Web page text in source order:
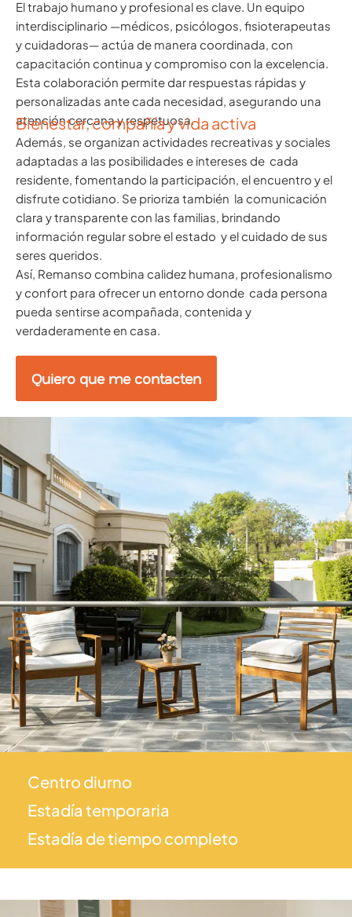
El trabajo humano y profesional es clave. Un equipo
interdisciplinario —médicos, psicólogos, fisioterapeutas
y cuidadoras— actúa de manera coordinada, con
capacitación continua y compromiso con la excelencia.
Esta colaboración permite dar respuestas rápidas y
personalizadas ante cada necesidad, asegurando una
atención cercana y respetuosa.
Bienestar, compañía y vida activa
Además, se organizan actividades recreativas y sociales
adaptadas a las posibilidades e intereses de cada
residente, fomentando la participación, el encuentro y el
disfrute cotidiano. Se prioriza también la comunicación
clara y transparente con las familias, brindando
información regular sobre el estado y el cuidado de sus
seres queridos.
Así, Remanso combina calidez humana, profesionalismo
y confort para ofrecer un entorno donde cada persona
pueda sentirse acompañada, contenida y
verdaderamente en casa.
Quiero que me contacten
Centro diurno
Estadía temporaria
Estadía de tiempo completo